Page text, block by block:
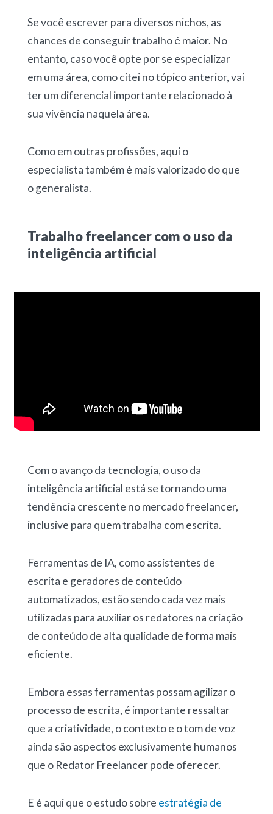
Se você escrever para diversos nichos, as
chances de conseguir trabalho é maior. No
entanto, caso você opte por se especializar
em uma área, como citei no tópico anterior, vai
ter um diferencial importante relacionado à
sua vivência naquela área.
Como em outras profissões, aqui o
especialista também é mais valorizado do que
o generalista.
Trabalho freelancer com o uso da
inteligência artificial
Com o avanço da tecnologia, o uso da
inteligência artificial está se tornando uma
tendência crescente no mercado freelancer,
inclusive para quem trabalha com escrita.
Ferramentas de IA, como assistentes de
escrita e geradores de conteúdo
automatizados, estão sendo cada vez mais
utilizadas para auxiliar os redatores na criação
de conteúdo de alta qualidade de forma mais
eficiente.
Embora essas ferramentas possam agilizar o
processo de escrita, é importante ressaltar
que a criatividade, o contexto e o tom de voz
ainda são aspectos exclusivamente humanos
que o Redator Freelancer pode oferecer.
E é aqui que o estudo sobre estratégia de